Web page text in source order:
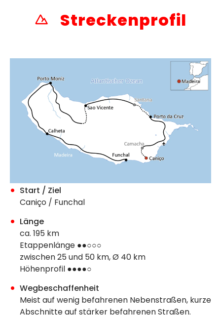
Streckenprofil
Start / Ziel
Caniço / Funchal
Länge
ca. 195 km
Etappenlänge ●●○○○
zwischen 25 und 50 km, Ø 40 km
Höhenprofil ●●●●○
Wegbeschaffenheit
Meist auf wenig befahrenen Nebenstraßen, kurze
Abschnitte auf stärker befahrenen Straßen.